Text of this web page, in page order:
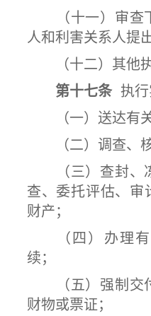
（十一）审查
人和利害关系人提
（十二）其他执
第十七条 执行
（一）送达有关
（二）调查、核
（三）查封、
查、委托评估、审
财产；
（四）办理有
续；
（五）强制交
财物或票证；